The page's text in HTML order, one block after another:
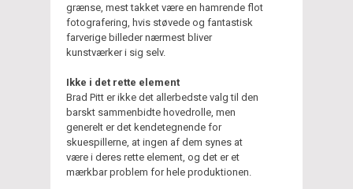
grænse, mest takket være en hamrende flot
fotografering, hvis støvede og fantastisk
farverige billeder nærmest bliver
kunstværker i sig selv.
Ikke i det rette element
Brad Pitt er ikke det allerbedste valg til den
barskt sammenbidte hovedrolle, men
generelt er det kendetegnende for
skuespillerne, at ingen af dem synes at
være i deres rette element, og det er et
mærkbar problem for hele produktionen.